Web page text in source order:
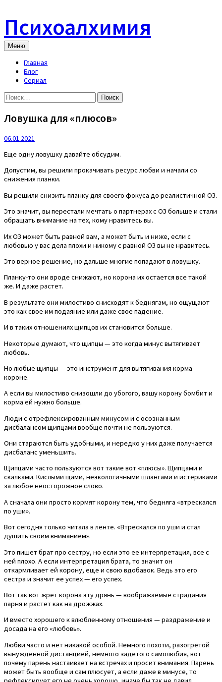
content
Психоалхимия
Меню
Главная
Блог
Сериал
Найти:
Ловушка для «плюсов»
06.01.2021
Еще одну ловушку давайте обсудим.
Допустим, вы решили прокачивать ресурс любви и начали со
снижения планки.
Вы решили снизить планку для своего фокуса до реалистичной ОЗ.
Это значит, вы перестали мечтать о партнерах с ОЗ больше и стали
обращать внимание на тех, кому нравитесь вы.
Их ОЗ может быть равной вам, а может быть и ниже, если с
любовью у вас дела плохи и никому с равной ОЗ вы не нравитесь.
Это верное решение, но дальше многие попадают в ловушку.
Планку-то они вроде снижают, но корона их остается все такой
же. И даже растет.
В результате они милостиво снисходят к беднягам, но ощущают
это как свое им подаяние или даже свое падение.
И в таких отношениях щипцов их становится больше.
Некоторые думают, что щипцы — это когда минус вытягивает
любовь.
Но любые щипцы — это инструмент для вытягивания корма
короне.
А если вы милостиво снизошли до убогого, вашу корону бомбит и
корма ей нужно больше.
Люди с отрефлексированным минусом и с осознанным
дисбалансом щипцами вообще почти не пользуются.
Они стараются быть удобными, и нередко у них даже получается
дисбаланс уменьшить.
Щипцами часто пользуются вот такие вот «плюсы». Щипцами и
скалками. Кислыми щами, неэкологичными шлангами и истериками
за любое неосторожное слово.
А сначала они просто кормят корону тем, что бедняга «втрескался
по уши».
Вот сегодня только читала в ленте. «Втрескался по уши и стал
душить своим вниманием».
Это пишет брат про сестру, но если это ее интерпретация, все с
ней плохо. А если интерпретация брата, то значит он
откармливает ей корону, еще и свою вдобавок. Ведь это его
сестра и значит ее успех — его успех.
Вот так вот жрет корона эту дрянь — воображаемые страдания
парня и растет как на дрожжах.
И вместо хорошего к влюбленному отношения — раздражение и
досада на его «любовь».
Любви часто и нет никакой особой. Немного похоти, разогретой
вынужденной дистанцией, немного задетого самолюбия, вот
почему парень настаивает на встречах и просит внимания. Парень
может быть вообще и сам плюсует, а если даже в минусе, то